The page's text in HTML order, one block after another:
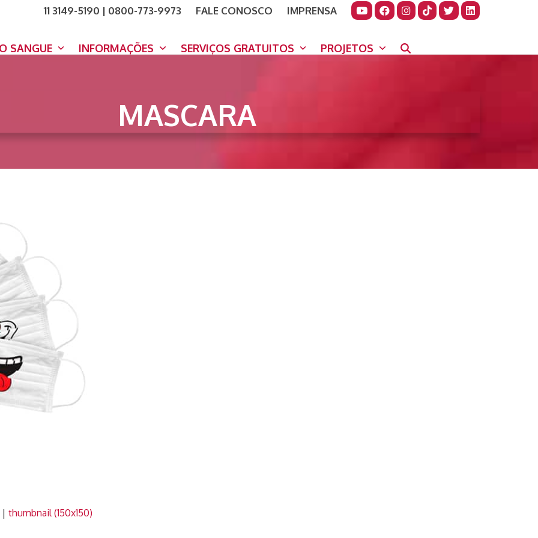
11 3149-5190 | 0800-773-9973 FALE CONOSCO
IMPRENSA
SANGUE INFORMAÇÕES SERVIÇOS GRATUITOS PROJETOS
MASCARA
| thumbnail (150x150)